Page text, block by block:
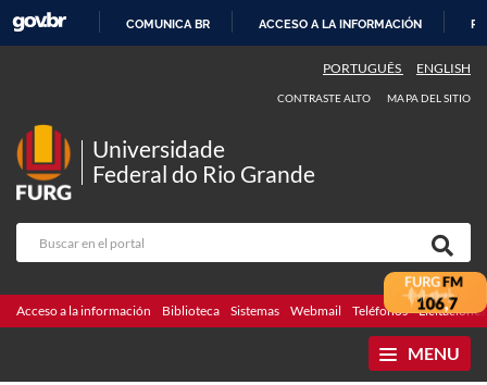
CONTENIDO
COMUNICA BR ACCESO A LA INFORMACIÓN
PORTUGUÊS ENGLISH
CONTRASTE ALTO MAPA DEL SITIO
Universidade
Federal do Rio Grande
Acceso a la información Biblioteca Sistemas Webmail Teléfonos Licitaciones
MENU